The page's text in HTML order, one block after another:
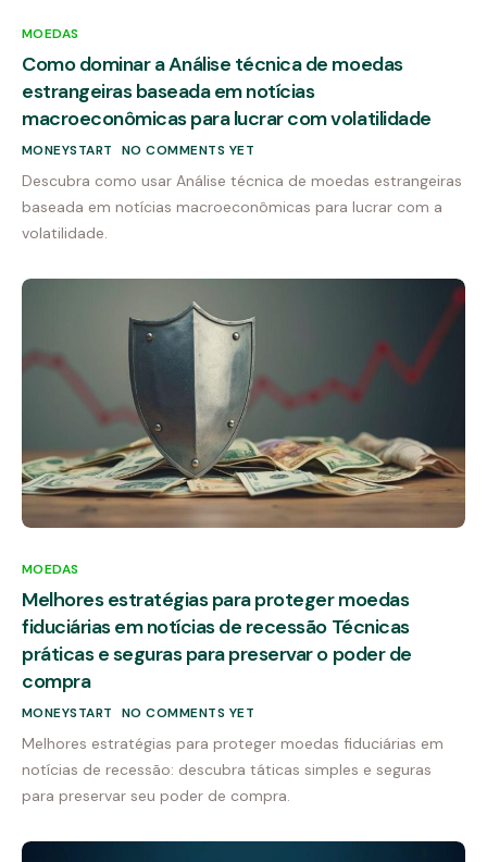
MOEDAS
Como dominar a Análise técnica de moedas
estrangeiras baseada em notícias
macroeconômicas para lucrar com volatilidade
MONEYSTART NO COMMENTS YET
Descubra como usar Análise técnica de moedas estrangeiras
baseada em notícias macroeconômicas para lucrar com a
volatilidade.
MOEDAS
Melhores estratégias para proteger moedas
fiduciárias em notícias de recessão Técnicas
práticas e seguras para preservar o poder de
compra
MONEYSTART NO COMMENTS YET
Melhores estratégias para proteger moedas fiduciárias em
notícias de recessão: descubra táticas simples e seguras
para preservar seu poder de compra.